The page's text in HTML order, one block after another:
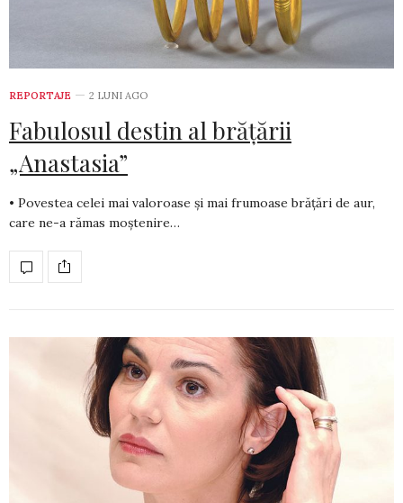
REPORTAJE 2 LUNI AGO
Fabulosul destin al brățării
„Anastasia”
• Povestea celei mai valoroase și mai frumoase brățări de aur,
care ne-a rămas moștenire…